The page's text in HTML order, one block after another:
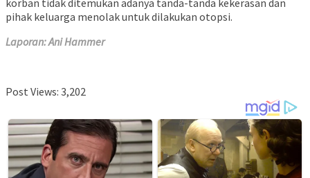
korban tidak ditemukan adanya tanda-tanda kekerasan dan
pihak keluarga menolak untuk dilakukan otopsi.
Laporan: Ani Hammer
Post Views: 3,202